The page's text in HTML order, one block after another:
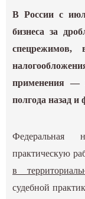
В России с
бизнеса за
спецрежимов,
применения —
полгода назад
Федеральная
практическую
в
судебной